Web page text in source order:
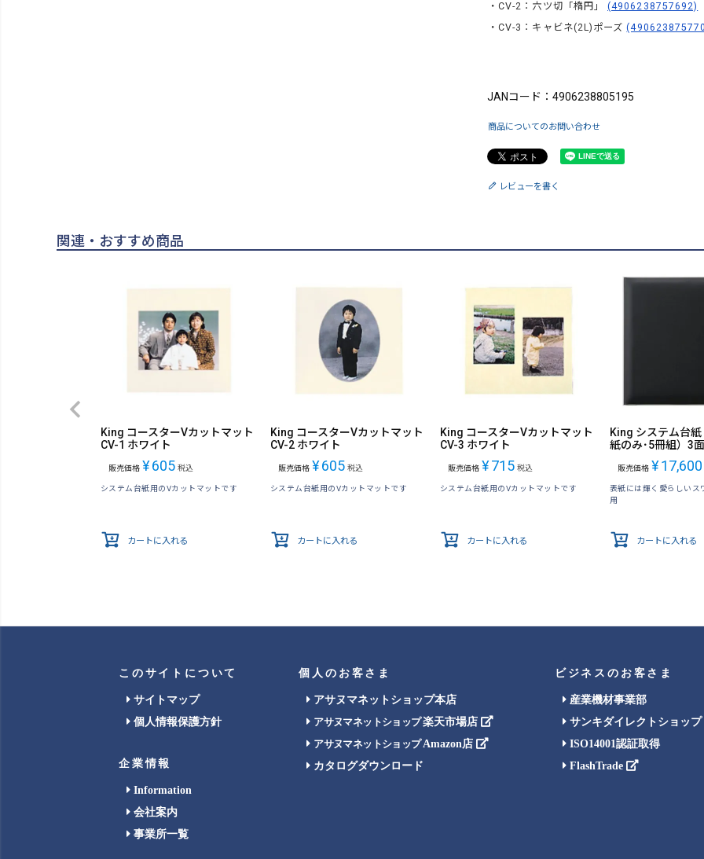
・CV-2：六ツ切「楕円」(4906238757692)
・CV-3：キャビネ(2L)ポーズ
JANコード：4906238805195
商品についてのお問い合わせ
レビューを書く
関連・おすすめ商品
King コースターVカットマット
CV-1 ホワイト
販売価格 ¥605 税込
システム台紙用のVカットマットです
カートに入れる
King コースターVカットマット
CV-2 ホワイト
販売価格 ¥605 税込
システム台紙用のVカットマットです
カートに入れる
King コースターVカットマット
CV-3 ホワイト
販売価格 ¥715 税込
システム台紙用のVカットマットです
カートに入れる
King システム台
紙のみ･5冊組）3
販売価格 ¥17,600
表紙には輝く愛らしいス
用
カートに入れる
このサイトについて
サイトマップ
個人情報保護方針
企業情報
Information
会社案内
事業所一覧
個人のお客さま
アサヌマネットショップ本店
アサヌマネットショップ楽天市場店
アサヌマネットショップAmazon店
カタログダウンロード
ビジネスのお客さま
産業機材事業部
サンキダイレクトショップ
ISO14001認証取得
FlashTrade